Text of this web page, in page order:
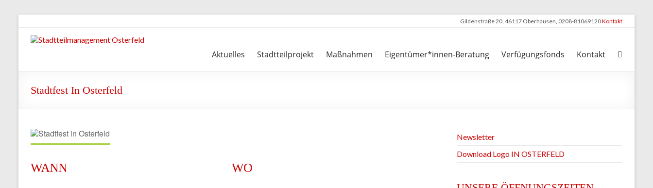
springen
Gildenstraße 20, 46117 Oberhausen, 0208-81069120Kontakt
Stadtteilmanagement
Aktuelles Stadtteilprojekt Maßnahmen Eigentümer*innen-Beratung Verfügungsfonds Kontakt
Stadtfest In Osterfeld
WANN WO
Newsletter
Download Logo IN OSTERFELD